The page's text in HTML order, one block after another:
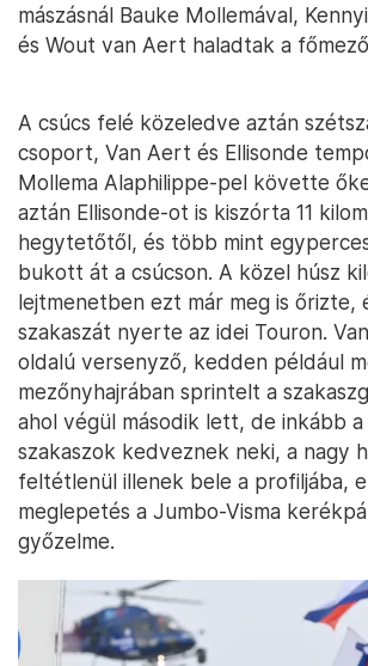
mászásnál Bauke Mollemával,
és Wout van Aert haladtak a
A csúcs felé közeledve aztán
csoport, Van Aert és Ellisonde
Mollema Alaphilippe-pel követte
aztán Ellisonde-ot is kiszórta 11
hegytetőtől, és több mint
bukott át a csúcson. A közel húsz
lejtmenetben ezt már meg is őrizte,
szakaszát nyerte az idei Touron.
oldalú versenyző, kedden például
mezőnyhajrában sprintelt a
ahol végül második lett, de inkább
szakaszok kedveznek neki, a nagy
feltétlenül illenek bele a profiljába,
meglepetés a Jumbo-Visma
győzelme.